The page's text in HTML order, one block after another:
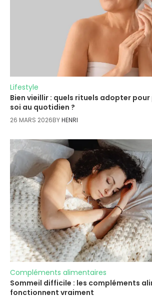
Lifestyle
Bien vieillir : quels rituels adopter
soi au quotidien ?
26 MARS 2026BYHENRI
Compléments alimentaires
Sommeil difficile : les compléments
fonctionnent vraiment